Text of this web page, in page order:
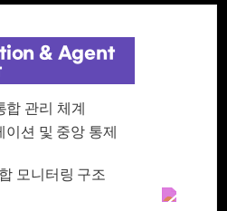
& Agent
합 관리 체계
션 및 중앙 통제
모니터링 구조